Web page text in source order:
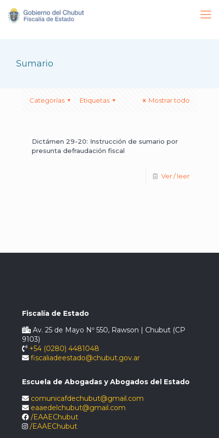
Sumario
Categorías Etiquetas Mostrar todo
Dictámen 29-20: Instrucción de sumario por
presunta defraudación fiscal
Ver / leer
Fiscalía de Estado
Av. 25 de Mayo Nº 550, Rawson | Chubut (CP
9103)
+54 (0280) 4481048
fiscaliadeestado@chubut.gov.ar
Escuela de Abogadas y Abogados del Estado
comunicafdechubut@gmail.com
eaaedelchubut@gmail.com
/EAAEChubut
/EAAEChubut